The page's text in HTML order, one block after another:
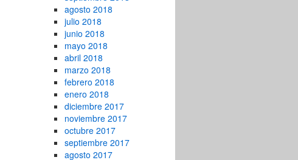
agosto 2018
julio 2018
junio 2018
mayo 2018
abril 2018
marzo 2018
febrero 2018
enero 2018
diciembre 2017
noviembre 2017
octubre 2017
septiembre 2017
agosto 2017